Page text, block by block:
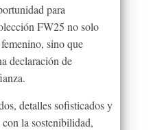
para
FW25 no solo
sino que
declaración de
detalles sofisticados y
la sostenibilidad,